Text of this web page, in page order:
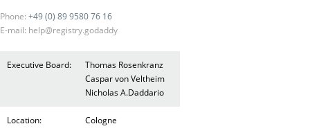
Phone: +49 (0) 89 9580 76 16
E-mail: help@registry.godaddy
Executive Board:
Thomas Rosenkranz
Caspar von Veltheim
Nicholas A.Daddario
Location: Cologne